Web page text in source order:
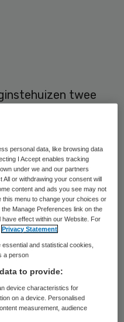
twee
voor hun
ook voor
Chel, die
het VUmc.
van verpleeg-
krijgt te weinig
uit Chels
personal data, like browsing data
I Accept enables tracking
under we and our partners
All or withdrawing your consent will
content and ads you see may not
menu to change your choices or
Manage Preferences link on the
effect within our Website. For
Privacy Statement
and statistical cookies,
a person
to provide:
device characteristics for
on a device. Personalised
measurement, audience